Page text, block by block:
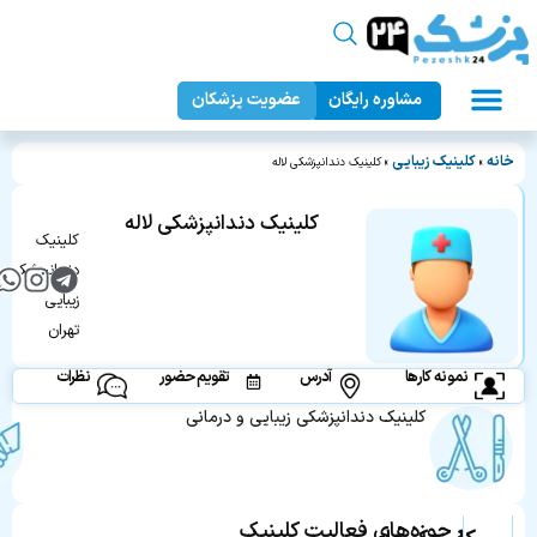
مشاوره رایگان عضویت پزشکان
خانه » کلینیک زیبایی »کلینیک دندانپزشکی لاله
کلینیک دندانپزشکی لاله
کلینیک
دندانپزشکی
زیبایی
تهران
نمونه کارها
آدرس تقویم حضور نظرات
کلینیک دندانپزشکی زیبایی و درمانی